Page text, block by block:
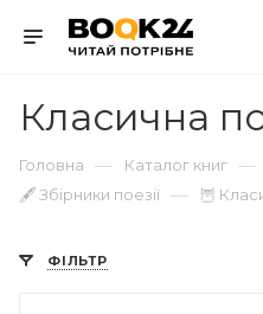
Класична
Головна — Каталог книг —
🖋 Збірники поезії — 🦉
ФІЛЬТР